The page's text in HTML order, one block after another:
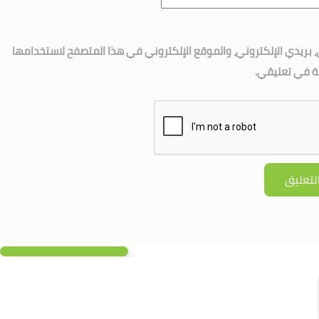
الإلكتروني، والموقع الإلكتروني في هذا المتصفح لاستخدامها
في تعليقي.